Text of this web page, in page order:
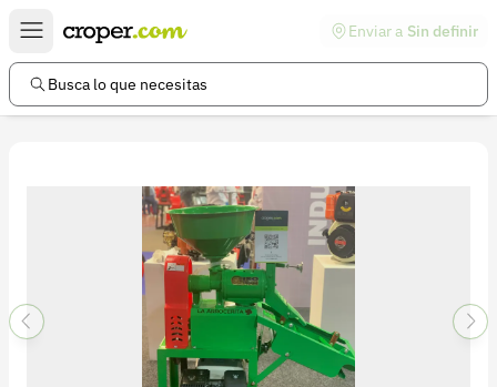
Enviar a Sin definir
Busca lo que necesitas
Enlaces de interés
Preguntas frecuentes
Información legal
Términos y condiciones
Política de devoluciones
Política de privacidad